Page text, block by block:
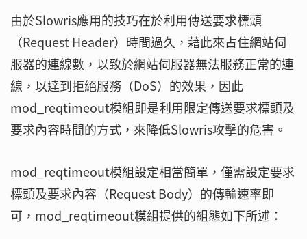
由於Slowris應用的技巧在於利用傳送要求標頭
（Request Header）時間過久，藉此來占住網站伺
服器的連線數，以致於網站伺服器無法服務正常的連
線，以達到拒絕服務（DoS）的效果，因此
mod_reqtimeout模組即是利用限定傳送要求標頭及
要求內容時間的方式，來降低Slowris攻擊的危害。
mod_reqtimeout模組設定相當簡單，僅需設定要求
標頭及要求內容（Request Body）的傳輸速率即
可，mod_reqtimeout模組提供的組態如下所述：